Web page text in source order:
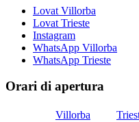
Lovat Villorba
Lovat Trieste
Instagram
WhatsApp Villorba
WhatsApp Trieste
Orari di apertura
Villorba